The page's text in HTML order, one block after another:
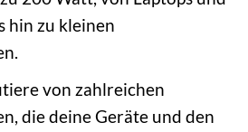
hin zu kleinen
von zahlreichen
die deine Geräte und den